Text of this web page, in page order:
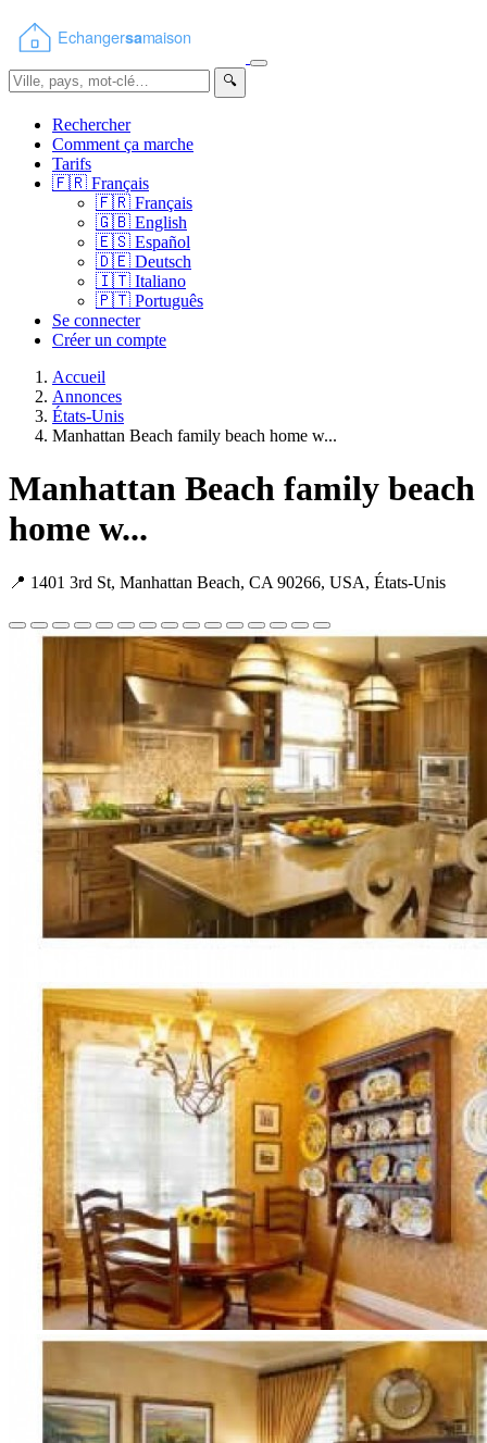
🔍
Rechercher
Comment ça marche
Tarifs
🇫🇷 Français
🇫🇷 Français
🇬🇧 English
🇪🇸 Español
🇩🇪 Deutsch
🇮🇹 Italiano
🇵🇹 Português
Se connecter
Créer un compte
Accueil
Annonces
États-Unis
Manhattan Beach family beach home w...
Manhattan Beach family beach
home w...
📍 1401 3rd St, Manhattan Beach, CA 90266, USA, États-Unis